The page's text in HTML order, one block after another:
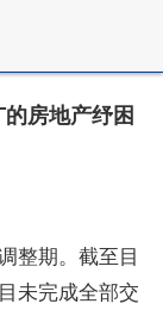
房地产纾困
整期。截至目
未完成全部交